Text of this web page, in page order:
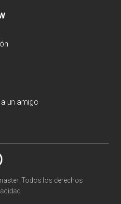
un amigo
Todos los derechos